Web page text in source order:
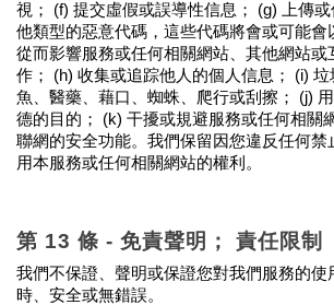
視； (f) 提交虛假或誤導性信息； (g) 上傳
他類型的惡意代碼，這些代碼將會或可能會
從而影響服務或任何相關網站、其他網站或
作； (h) 收集或追踪他人的個人信息； (i)
魚、醫藥、藉口、蜘蛛、爬行或刮擦； (j)
德的目的； (k) 干擾或規避服務或任何相關
聯網的安全功能。我們保留因您違反任何禁
用本服務或任何相關網站的權利。
第 13 條 - 免責聲明； 責任限制
我們不保證、聲明或保證您對我們服務的使
時、安全或無錯誤。